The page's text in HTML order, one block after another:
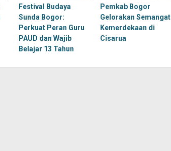
Festival Budaya
Sunda Bogor:
Perkuat Peran Guru
PAUD dan Wajib
Belajar 13 Tahun
Pemkab Bogor
Gelorakan Semangat
Kemerdekaan di
Cisarua